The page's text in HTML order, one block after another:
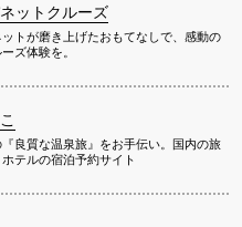
ットクルーズ
トが磨き上げたおもてなしで、感動の
ズ体験を。
良質な温泉旅』をお手伝い。国内の旅
テルの宿泊予約サイト